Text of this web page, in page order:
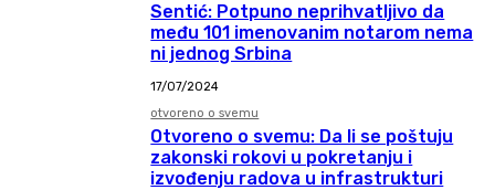
Sentić: Potpuno neprihvatljivo da
među 101 imenovanim notarom nema
ni jednog Srbina
17/07/2024
otvoreno o svemu
Otvoreno o svemu: Da li se poštuju
zakonski rokovi u pokretanju i
izvođenju radova u infrastrukturi